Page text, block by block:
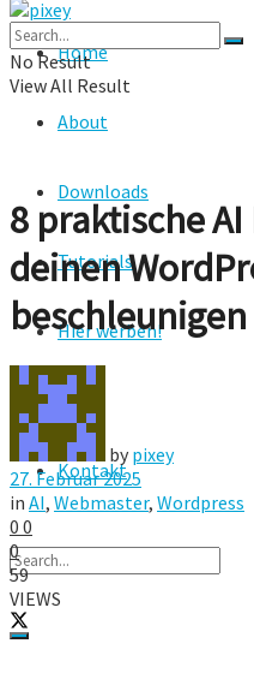
Home
About
Downloads
Tutorials
Hier werben!
FAQ
Kontakt
No Result
View All Result
8 praktische
deinen
beschleunigen
by pixey
27. Februar 2025
in AI, Webmaster, Wordpress
0 0
0
59
VIEWS